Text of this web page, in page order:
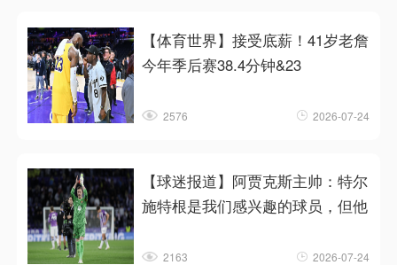
【体育世界】接受底薪！41岁老詹
今年季后赛38.4分钟&23
2576 2026-07-24
【球迷报道】阿贾克斯主帅：特尔
施特根是我们感兴趣的球员，但他
2163 2026-07-24